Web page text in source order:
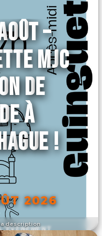
description
–
MJC
DE
À
!
2026